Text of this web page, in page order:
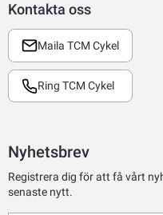
Kontakta oss
Maila TCM Cykel
Ring TCM Cykel
Nyhetsbrev
Registrera dig för att få vårt
senaste nytt.